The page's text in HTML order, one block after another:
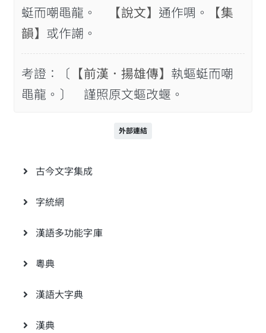
蜓而嘲黽龍。
【說文】 通作啁。
【集
韻】 或作謿。
考證：〔 【前漢．揚雄傳】 執𧏺蜓而嘲
黽龍。〕 謹照原文𧏺改蝘。
外部連結
古今文字集成
字統網
漢語多功能字庫
粵典
漢語大字典
漢典